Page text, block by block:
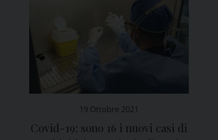
19 Ottobre 2021
Covid-19: sono 16 i nuovi casi di